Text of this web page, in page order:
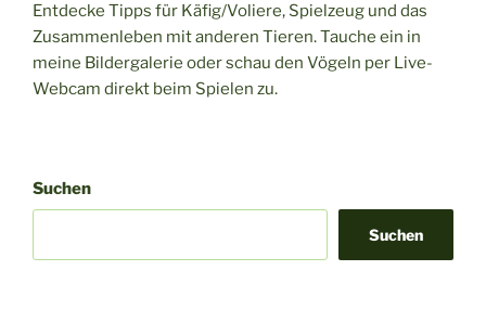
Entdecke Tipps für Käfig/Voliere, Spielzeug und das
Zusammenleben mit anderen Tieren. Tauche ein in
meine Bildergalerie oder schau den Vögeln per Live-
Webcam direkt beim Spielen zu.
Suchen
Suchen